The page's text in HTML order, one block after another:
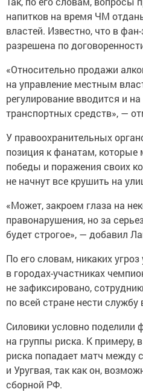
напитков на время ЧМ
властей. Известно, что в
разрешена по
«Относительно продажи
на управление местным
регулирование вводится и
транспортных средств», —
У правоохранительных
позиция к фанатам, которые
победы и поражения своих
не начнут все крушить на
«Может, закроем глаза на
правонарушения, но за
будет строгое», — добавил
По его словам, никаких
в городах-участниках
не зафиксировано,
по всей стране нести
Силовики условно поделили
на группы риска. К примеру,
риска попадает матч между
и Уругвая, так как он,
сборной РФ.